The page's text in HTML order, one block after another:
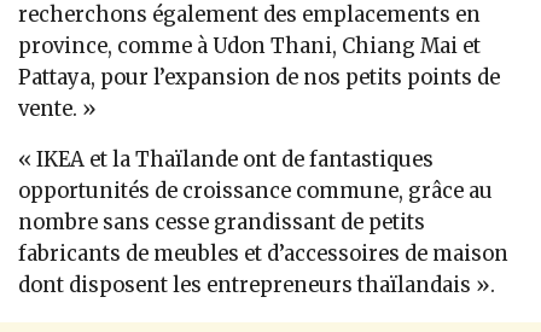
recherchons également des emplacements en
province, comme à Udon Thani, Chiang Mai et
Pattaya, pour l’expansion de nos petits points de
vente. »
« IKEA et la Thaïlande ont de fantastiques
opportunités de croissance commune, grâce au
nombre sans cesse grandissant de petits
fabricants de meubles et d’accessoires de maison
dont disposent les entrepreneurs thaïlandais ».